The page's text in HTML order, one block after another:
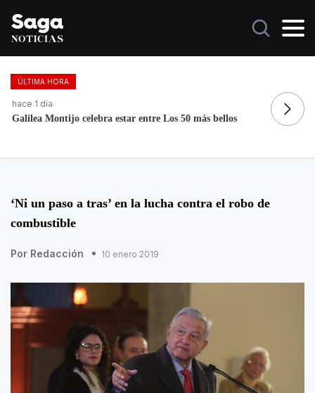
ÚLTIMA HORA
hace 1 día
Galilea Montijo celebra estar entre Los 50 más bellos
‘Ni un paso a tras’ en la lucha contra el robo de
combustible
Por Redacción 10 enero 2019